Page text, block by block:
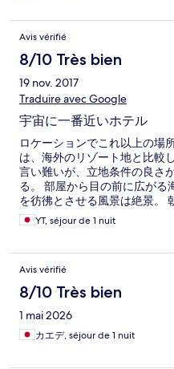
Avis vérifié
8/10 Très bien
19 nov. 2017
Traduire avec Google
宇宙に一番近いホテル
ロケーションでこれ以上の場
は、海外のリゾート地と比較
言い難いが、立地条件の良さ
る。 部屋から目の前に広がる
を彷彿とさせる風景は絶景。
としたバカンス気分を過ごせま
YT, séjour de 1 nuit
Avis vérifié
8/10 Très bien
1 mai 2026
カエデ, séjour de 1 nuit